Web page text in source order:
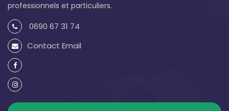
professionnels et particuliers.
0690 67 31 74
Contact Email